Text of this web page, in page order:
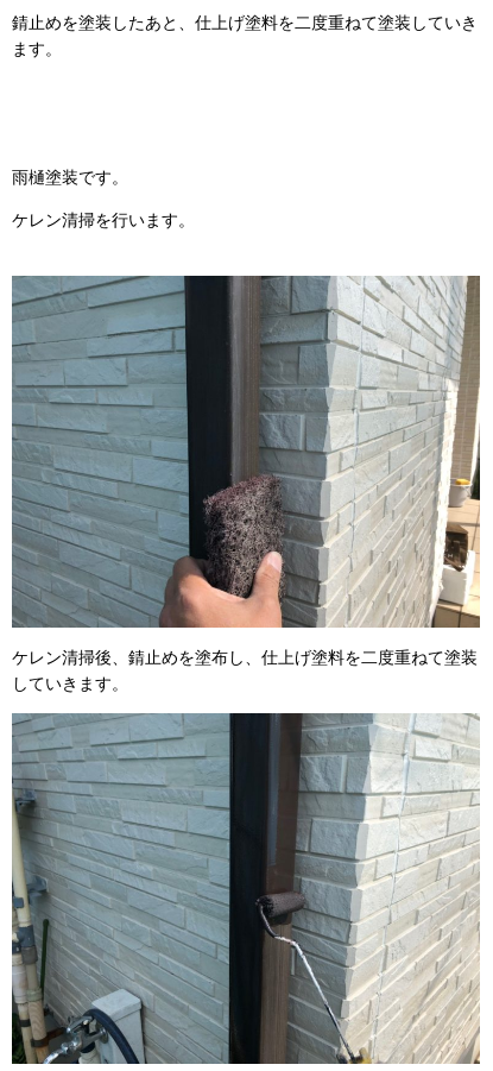
錆止めを塗装したあと、仕上げ塗料を二度重ねて塗装していき
ます。
雨樋塗装です。
ケレン清掃を行います。
ケレン清掃後、錆止めを塗布し、仕上げ塗料を二度重ねて塗装
していきます。